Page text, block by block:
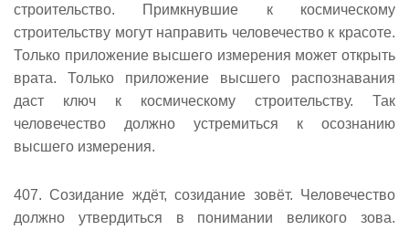
строительство. Примкнувшие к космическому
строительству могут направить человечество к красоте.
Только приложение высшего измерения может открыть
врата. Только приложение высшего распознавания
даст ключ к космическому строительству. Так
человечество должно устремиться к осознанию
высшего измерения.
407. Созидание ждёт, созидание зовёт. Человечество
должно утвердиться в понимании великого зова.